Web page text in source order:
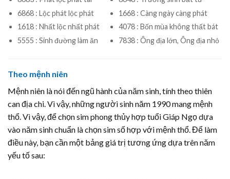
6868 : Lộc phát lộc phát
1618 : Nhất lộc nhất phát
5555 : Sinh đường làm ăn
1668 : Càng ngày càng phát
4078 : Bốn mùa không thất bát
7838 : Ông địa lớn, Ông địa nhỏ
Theo mệnh niên
Mệnh niên là nói đến ngũ hành của năm sinh, tính theo thiên
can địa chi. Vì vậy, những người sinh năm 1990 mang mệnh
thổ. Vì vậy, để chọn sim phong thủy hợp tuổi Giáp Ngọ dựa
vào năm sinh chuẩn là chọn sim số hợp với mệnh thổ. Để làm
điều này, bạn cần một bảng giá trị tương ứng dựa trên năm
yếu tố sau: